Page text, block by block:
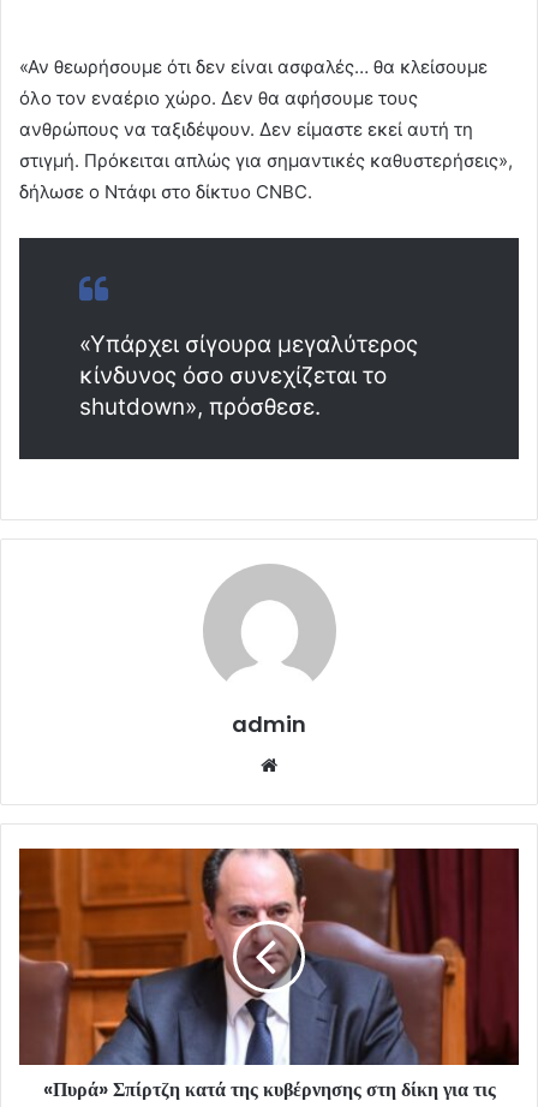
«Αν θεωρήσουμε ότι δεν είναι ασφαλές… θα κλείσουμε
όλο τον εναέριο χώρο. Δεν θα αφήσουμε τους
ανθρώπους να ταξιδέψουν. Δεν είμαστε εκεί αυτή τη
στιγμή. Πρόκειται απλώς για σημαντικές καθυστερήσεις»,
δήλωσε ο Ντάφι στο δίκτυο CNBC.
«Υπάρχει σίγουρα μεγαλύτερος
κίνδυνος όσο συνεχίζεται το
shutdown», πρόσθεσε.
admin
«Πυρά» Σπίρτζη κατά της κυβέρνησης στη δίκη για τις